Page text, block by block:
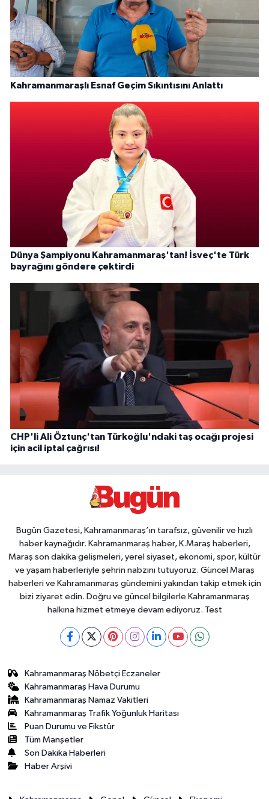
Kahramanmaraşlı Esnaf Geçim Sıkıntısını Anlattı
Dünya Şampiyonu Kahramanmaraş'tan! İsveç'te Türk
bayrağını göndere çektirdi
CHP'li Ali Öztunç'tan Türkoğlu'ndaki taş ocağı projesi
için acil iptal çağrısı!
Bugün Gazetesi, Kahramanmaraş’ın tarafsız, güvenilir ve hızlı
haber kaynağıdır. Kahramanmaraş haber, K.Maraş haberleri,
Maraş son dakika gelişmeleri, yerel siyaset, ekonomi, spor, kültür
ve yaşam haberleriyle şehrin nabzını tutuyoruz. Güncel Maraş
haberleri ve Kahramanmaraş gündemini yakından takip etmek için
bizi ziyaret edin. Doğru ve güncel bilgilerle Kahramanmaraş
halkına hizmet etmeye devam ediyoruz. Test
Kahramanmaraş Nöbetçi Eczaneler
Kahramanmaraş Hava Durumu
Kahramanmaraş Namaz Vakitleri
Kahramanmaraş Trafik Yoğunluk Haritası
Puan Durumu ve Fikstür
Tüm Manşetler
Son Dakika Haberleri
Haber Arşivi